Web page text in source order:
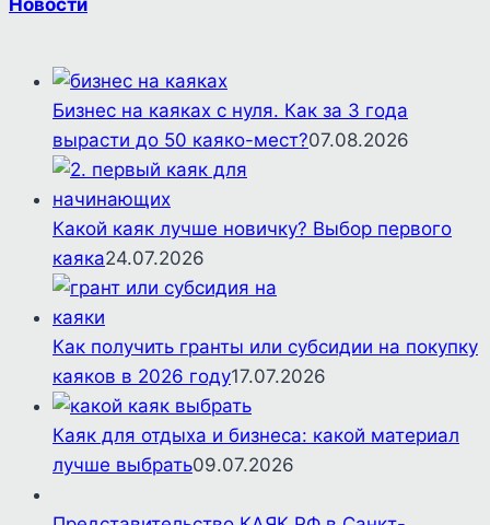
Новости
Бизнес на каяках с нуля. Как за 3 года
вырасти до 50 каяко-мест?07.08.2026
Какой каяк лучше новичку? Выбор первого
каяка24.07.2026
Как получить гранты или субсидии на покупку
каяков в 2026 году17.07.2026
Каяк для отдыха и бизнеса: какой материал
лучше выбрать09.07.2026